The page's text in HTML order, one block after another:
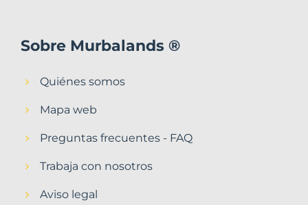
Sobre Murbalands ®
Quiénes somos
Mapa web
Preguntas frecuentes - FAQ
Trabaja con nosotros
Aviso legal